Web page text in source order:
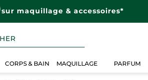
sur maquillage & accessoires*
CORPS & BAIN MAQUILLAGE PARFUM